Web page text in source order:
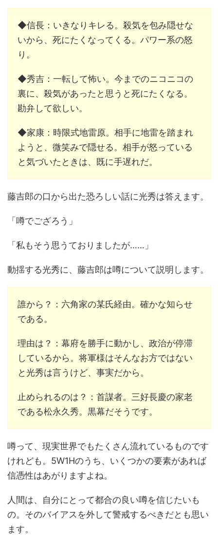
◆信長：いきなりキレる。殺気を包み隠せな
いから、死にたくなってくる。パワー系の怒
り。
◆秀吉：一転して怖い。今までのニコニコの
裏に、殺気があったと思うと死にたくなる。
勘弁して欲しい。
◆家康：時限式地雷原。相手に地雷を踏まれ
ようと、微笑みで隠せる。相手が怒っている
と気づいたときは、既に手遅れだ。
藤吉郎の口から出た恐ろしい話に光秀は答えます。
「噂でござろう」
「私もそう思うておりましたが……」
動揺する光秀に、藤吉郎は噂について説明します。
誰から？：六角家の某氏経由。確かな知らせ
である。
理由は？：幕府を勝手に動かし、政治が停滞
しているから。将軍様はそんなお方ではない
と光秀は言うけど、事実だから。
止められるのは？：首謀者。三好長慶の家老
である松永久秀。黒幕だそうです。
噂って、現実世界でもたくさん流れているものです
けれども。5W1Hのうち、いくつかの要素があれば
信憑性はあがりますよね。
人間は、自分にとって都合の良い噂を信じたいも
の。そのバイアスを外して警戒するべきだとも思い
ます。